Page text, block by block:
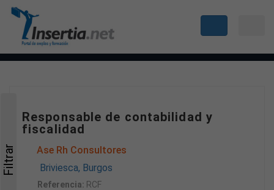
Responsable de contabilidad y
fiscalidad
Ase Rh Consultores
Briviesca, Burgos
Referencia: RCF
Filtrar